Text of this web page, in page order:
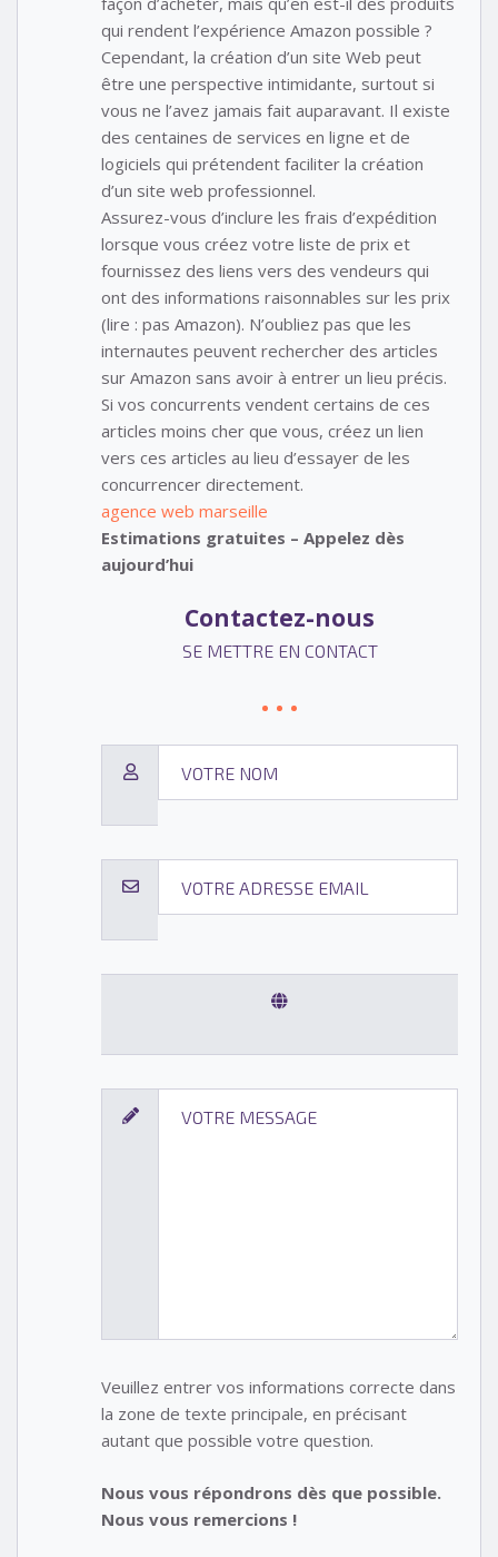
qui rendent l’expérience Amazon possible ?
Cependant, la création d’un site Web peut
être une perspective intimidante, surtout si
vous ne l’avez jamais fait auparavant. Il existe
des centaines de services en ligne et de
logiciels qui prétendent faciliter la création
d’un site web professionnel.
Assurez-vous d’inclure les frais d’expédition
lorsque vous créez votre liste de prix et
fournissez des liens vers des vendeurs qui
ont des informations raisonnables sur les prix
(lire : pas Amazon). N’oubliez pas que les
internautes peuvent rechercher des articles
sur Amazon sans avoir à entrer un lieu précis.
Si vos concurrents vendent certains de ces
articles moins cher que vous, créez un lien
vers ces articles au lieu d’essayer de les
concurrencer directement.
agence web marseille
Estimations gratuites – Appelez dès
aujourd’hui
Contactez-nous
SE METTRE EN CONTACT
Veuillez entrer vos informations correcte dans
la zone de texte principale, en précisant
autant que possible votre question.
Nous vous répondrons dès que possible.
Nous vous remercions !